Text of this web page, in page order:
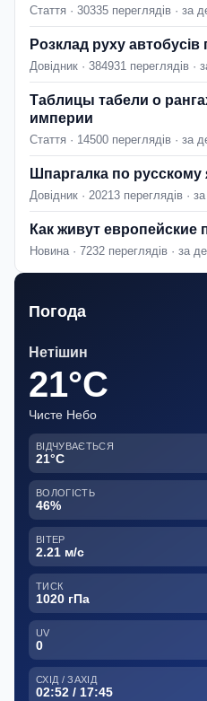
Стаття · 30335 переглядів · за
Розклад руху автобусів
Довідник · 384931 переглядів ·
Таблицы табели о
империи
Стаття · 14500 переглядів · за
Шпаргалка по русскому
Довідник · 20213 переглядів ·
Как живут европейские
Новина · 7232 переглядів · за
Погода
Нетішин
21°C
Чисте Небо
ВІДЧУВАЄТЬСЯ
21°C
ВОЛОГІСТЬ
46%
ВІТЕР
2.21 м/с
ТИСК
1020 гПа
UV
0
СХІД / ЗАХІД
02:52 / 17:45